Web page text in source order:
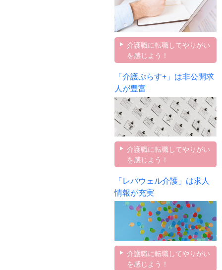
介護職に転職してやりがい
を感じよう！
「介護ぷらす+」は非公開求
人が豊富
介護職に転職してやりがい
を感じよう！
「レバウェル介護」は求人
情報が充実
介護職に転職してやりがい
を感じよう！